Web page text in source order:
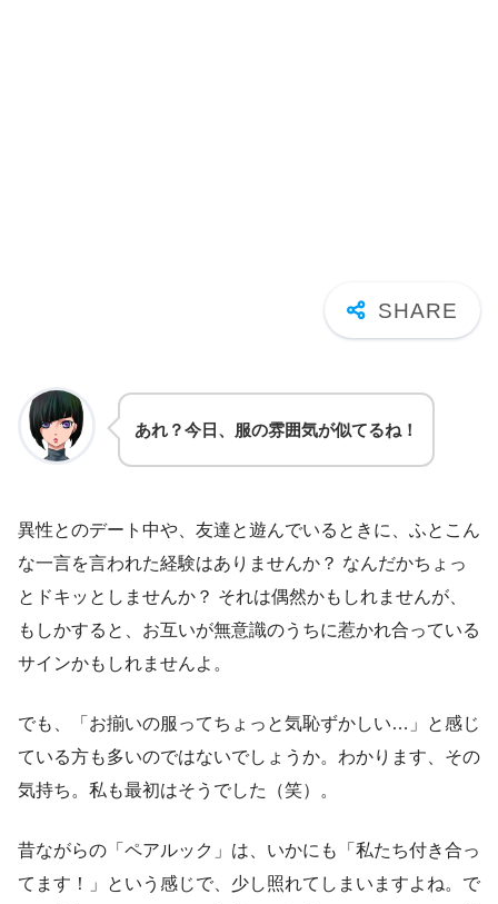
あれ？今日、服の雰囲気が似てるね！
異性とのデート中や、友達と遊んでいるときに、ふとこん
な一言を言われた経験はありませんか？ なんだかちょっ
とドキッとしませんか？ それは偶然かもしれませんが、
もしかすると、お互いが無意識のうちに惹かれ合っている
サインかもしれませんよ。
でも、「お揃いの服ってちょっと気恥ずかしい…」と感じ
ている方も多いのではないでしょうか。わかります、その
気持ち。私も最初はそうでした（笑）。
昔ながらの「ペアルック」は、いかにも「私たち付き合っ
てます！」という感じで、少し照れてしまいますよね。で